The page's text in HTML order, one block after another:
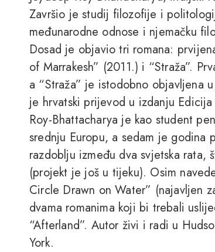
Završio je studij filozofije i
međunarodne odnose i njemačku
Dosad je objavio tri romana:
of Marrakesh” (2011.) i “Straža”.
a “Straža” je istodobno objavljena
je hrvatski prijevod u izdanju
Roy-Bhattacharya je kao student
srednju Europu, a sedam je
razdoblju između dva svjetska
(projekt je još u tijeku). Osim
Circle Drawn on Water” (najavljen
dvama romanima koji bi trebali
“Afterland”. Autor živi i radi u
York.